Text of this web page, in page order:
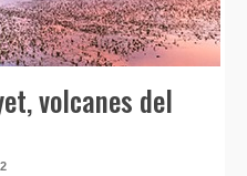
volcanes del